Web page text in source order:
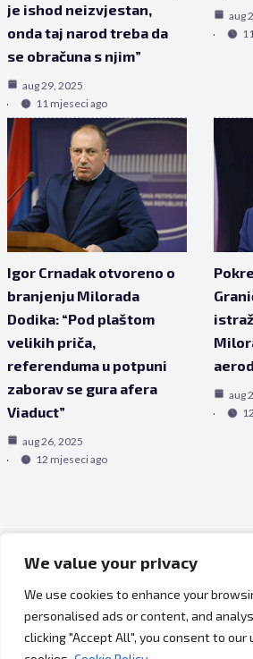
We value your privacy
We use cookies to enhance your
personalised ads or content, and
clicking "Accept All", you consent to our
je ishod neizvjestan,
onda taj narod treba da
se obračuna s njim”
aug 29, 2025
11 mjeseci ago
aug
Igor Crnadak otvoreno o
branjenju Milorada
Dodika: “Pod plaštom
velikih priča,
referenduma u potpuni
zaborav se gura afera
Viaduct”
aug 26, 2025
12 mjeseci ago
aug
Copyright © 2026 Bh
O nama
Marketing
Uslovi korištenja